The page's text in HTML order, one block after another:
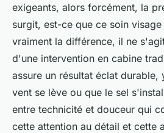
exigeants, alors forcément, la
surgit, est-ce que ce soin
vraiment la différence, il ne
d'une intervention en cabine
assure un résultat éclat
vent se lève ou que le sel
entre technicité et douceur qui
cette attention au détail et cette